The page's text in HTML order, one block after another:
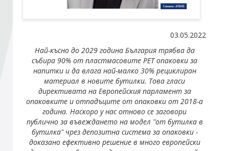
Абонирайте се!
03.05.2022
Най-късно до 2029 година България трябва да
събира 90% от пластмасовите PETопаковки за
напитки и да влага най-малко 30% рециклиран
материал в новите бутилки. Това гласи
директивата на Европейския парламент за
опаковките и отпадъците от опаковки от 2018-а
година. Наскоро у нас отново се заговори
публичноза въвеждането на модел "от бутилка в
бутилка" чрез депозитна система за опаковки -
доказано ефективно решение в много европейски